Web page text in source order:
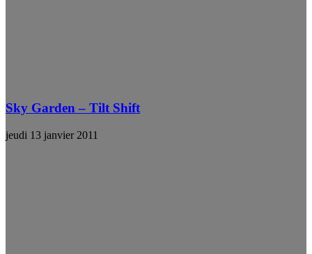
Sky Garden – Tilt Shift
jeudi 13 janvier 2011